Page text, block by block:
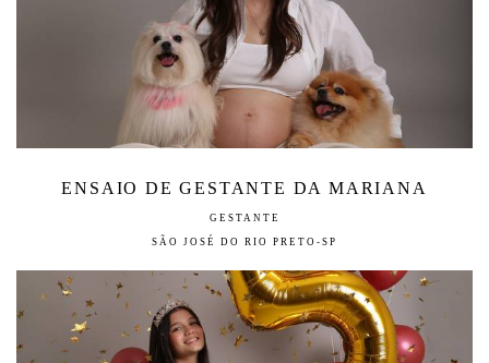
ENSAIO DE GESTANTE DA MARIANA
GESTANTE
SÃO JOSÉ DO RIO PRETO-SP